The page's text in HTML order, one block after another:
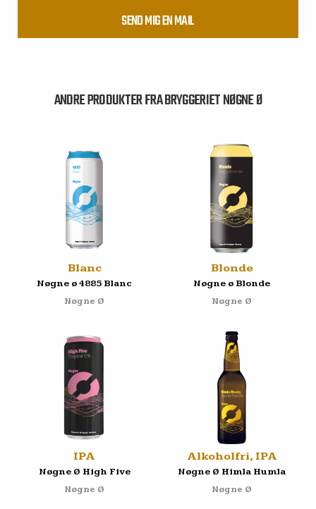
SEND MIG EN MAIL
ANDRE PRODUKTER FRA BRYGGERIET NØGNE Ø
Blanc
Nøgne ø 4885 Blanc
Nøgne Ø
Blonde
Nøgne ø Blonde
Nøgne Ø
IPA
Nøgne Ø High Five
Nøgne Ø
Alkoholfri, IPA
Nøgne Ø Himla Humla
Nøgne Ø